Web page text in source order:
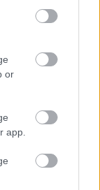
or
app.
különálló játék,
akik folytatnák
Ezen
Kula Dimond)